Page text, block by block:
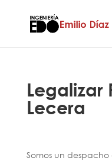
Legalizar
Lecera
Somos un